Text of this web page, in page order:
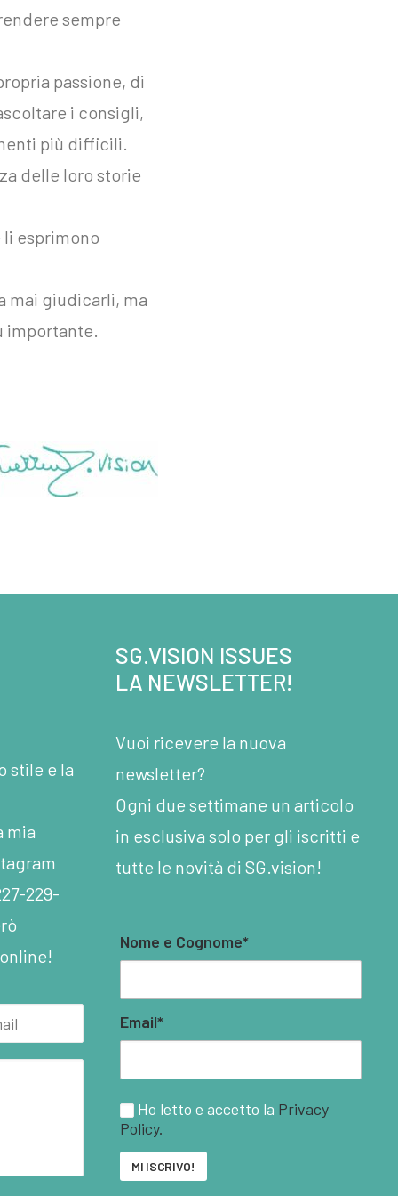
sempre
passione, di
i consigli,
più difficili.
delle loro storie
esprimono
mai giudicarli, ma
importante.
stile e la
mia
229-
SG.VISION ISSUES
LA NEWSLETTER!
Vuoi ricevere la nuova
newsletter?
Ogni due settimane un articolo
in esclusiva solo per gli iscritti e
tutte le novità di SG.vision!
Nome e Cognome*
Email*
Ho letto e accetto la Privacy
Policy.